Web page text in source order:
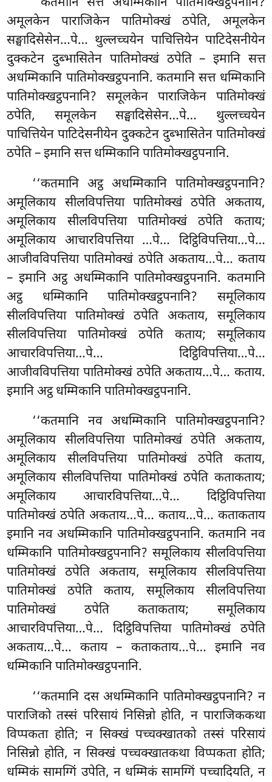
अमूलकेन पाराजिकेन पातिमोक्खं ठपेति, अमूलकेन
सङ्घादिसेसेन…पे… थुल्लच्चयेन पाचित्तियेन पाटिदेसनीयेन
दुक्कटेन दुब्भासितेन पातिमोक्खं ठपेति – इमानि सत्त
अधम्मिकानि पातिमोक्खट्ठपनानि. कतमानि सत्त धम्मिकानि
पातिमोक्खट्ठपनानि? समूलकेन पाराजिकेन पातिमोक्खं
ठपेति, समूलकेनसङ्घादिसेसेन…पे… थुल्लच्चयेन
पाचित्तियेन पाटिदेसनीयेन दुक्कटेन दुब्भासितेन पातिमोक्खं
ठपेति – इमानि सत्त धम्मिकानि पातिमोक्खट्ठपनानि.
‘‘कतमानि अट्ठ अधम्मिकानि पातिमोक्खट्ठपनानि?
अमूलिकाय सीलविपत्तिया पातिमोक्खं ठपेति अकताय,
अमूलिकाय सीलविपत्तिया पातिमोक्खं ठपेति कताय;
अमूलिकाय आचारविपत्तिया …पे… दिट्ठिविपत्तिया…पे…
आजीवविपत्तिया पातिमोक्खं ठपेति अकताय…पे… कताय
– इमानि अट्ठ अधम्मिकानि पातिमोक्खट्ठपनानि. कतमानि
अट्ठ धम्मिकानि पातिमोक्खट्ठपनानि? समूलिकाय
सीलविपत्तिया पातिमोक्खं ठपेति अकताय, समूलिकाय
सीलविपत्तिया पातिमोक्खं ठपेति कताय; समूलिकाय
आचारविपत्तिया…पे… दिट्ठिविपत्तिया…पे…
आजीवविपत्तिया पातिमोक्खं ठपेति अकताय…पे… कताय.
इमानि अट्ठ धम्मिकानि पातिमोक्खट्ठपनानि.
‘‘कतमानि नव अधम्मिकानि पातिमोक्खट्ठपनानि?
अमूलिकाय सीलविपत्तिया पातिमोक्खं ठपेति अकताय,
अमूलिकाय सीलविपत्तिया पातिमोक्खं ठपेति कताय,
अमूलिकाय सीलविपत्तिया पातिमोक्खं ठपेति कताकताय;
अमूलिकाय आचारविपत्तिया…पे… दिट्ठिविपत्तिया
पातिमोक्खं ठपेति अकताय…पे… कताय…पे… कताकताय
इमानि नव अधम्मिकानि पातिमोक्खट्ठपनानि. कतमानि नव
धम्मिकानि पातिमोक्खट्ठपनानि? समूलिकाय सीलविपत्तिया
पातिमोक्खं ठपेति अकताय, समूलिकाय सीलविपत्तिया
पातिमोक्खंठपेति कताय, समूलिकाय सीलविपत्तिया
पातिमोक्खं ठपेति कताकताय; समूलिकाय
आचारविपत्तिया…पे… दिट्ठिविपत्तिया पातिमोक्खं ठपेति
अकताय…पे… कताय – कताकताय…पे… इमानि नव
धम्मिकानि पातिमोक्खट्ठपनानि.
‘‘कतमानि दस अधम्मिकानि पातिमोक्खट्ठपनानि? न
पाराजिको तस्सं परिसायं निसिन्नो होति, न पाराजिककथा
विप्पकता होति; न सिक्खं पच्चक्खातको तस्सं परिसायं
निसिन्नो होति, न सिक्खं पच्चक्खातकथा विप्पकता होति;
धम्मिकं सामग्गिं उपेति, न धम्मिकं सामग्गिं पच्चादियति, न